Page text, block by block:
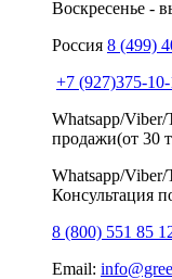
Воскресенье -
Россия 8 (499)
+7 (927)375-
Whatsapp/
продажи(от 30
Whatsapp/
Консультация
8 (800) 551 85
Email: